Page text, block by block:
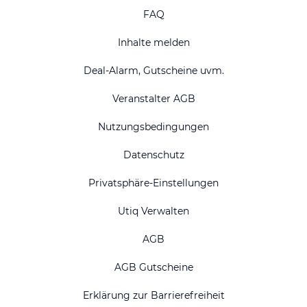
Hotel Hamburg
Harz Urlaub
Hotel Leipzig
FAQ
Inhalte melden
Deal-Alarm, Gutscheine uvm.
Veranstalter AGB
Nutzungsbedingungen
Datenschutz
Privatsphäre-Einstellungen
Utiq Verwalten
AGB
AGB Gutscheine
Erklärung zur Barrierefreiheit